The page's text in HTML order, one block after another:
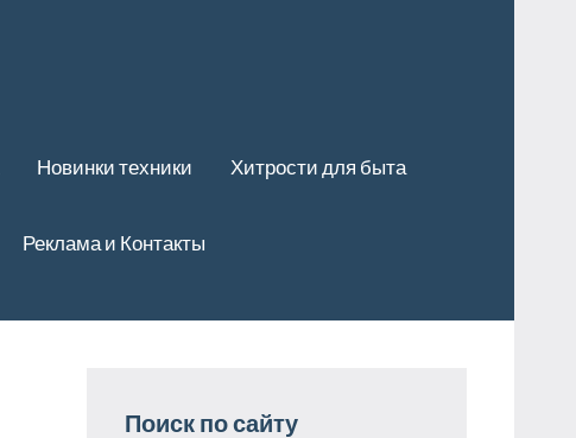
Новинки техники Хитрости для быта
Реклама и Контакты
Поиск по сайту